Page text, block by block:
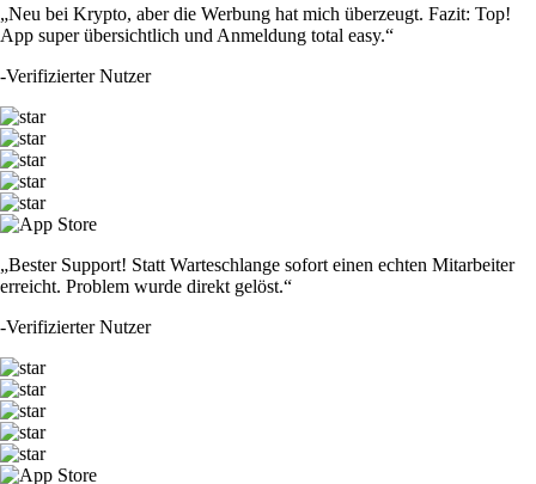
„Neu bei Krypto, aber die Werbung hat mich überzeugt. Fazit: Top!
App super übersichtlich und Anmeldung total easy.“
-Verifizierter Nutzer
„Bester Support! Statt Warteschlange sofort einen echten Mitarbeiter
erreicht. Problem wurde direkt gelöst.“
-Verifizierter Nutzer